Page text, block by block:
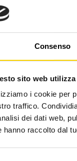
Consenso
sito web
i cookie per
traffico.
dei dati web,
hanno raccolto dal